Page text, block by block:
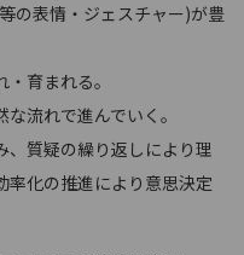
の表情・ジェスチャー)が豊
育まれる。
流れで進んでいく。
質疑の繰り返しにより理
率化の推進により意思決定